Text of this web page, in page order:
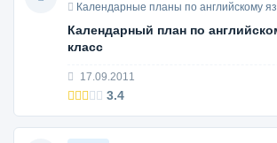
Календарные планы по английскому
Календарный план по
класс
17.09.2011
3.4